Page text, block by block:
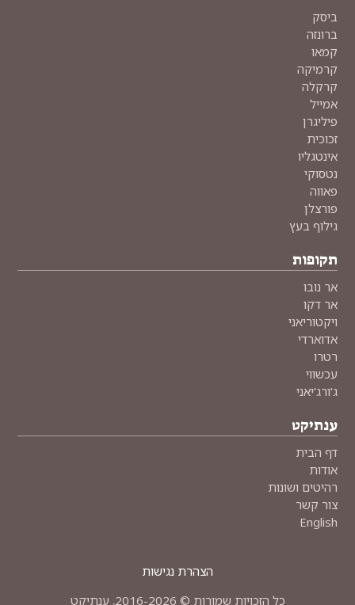
ביסק
ברונזה
קמאו
קרמיקה
קרקלה
אמייל
פיליגרן
זכוכית
אינטגליו
נטסוקי
פאווה
פורצלן
גילוף בעץ
תקופות
אר נובו
אר דקו
ויקטוריאני
אדוארדי
רטרו
עכשווי
ג'ורג'יאני
ענתיקט
דף הבית
אודות
רהיטים ושונות
צור קשר
English
הצהרת נגישות
כל הזכויות שמורות © 2016-2026, ענתיקט